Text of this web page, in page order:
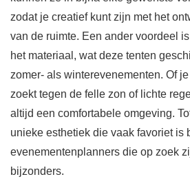
zodat je creatief kunt zijn met het
van de ruimte. Een ander voordeel
het materiaal, wat deze tenten
zomer- als winterevenementen. Of
zoekt tegen de felle zon of lichte
altijd een comfortabele omgeving.
unieke esthetiek die vaak favoriet is
evenementenplanners die op zoek
bijzonders.